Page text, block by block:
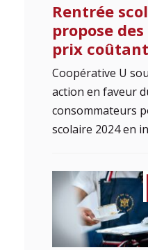
Rentrée
propose
prix coûtant
Coopérative U
action en faveur
consommateurs
scolaire 2024 en